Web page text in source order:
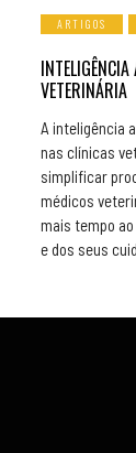
ARTIGOS
VETERINÁRIA
A inteligência
nas clínicas
simplificar
médicos
mais tempo
e dos seus